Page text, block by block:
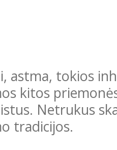
astma, tokios
kitos
Netrukus
tradicijos.